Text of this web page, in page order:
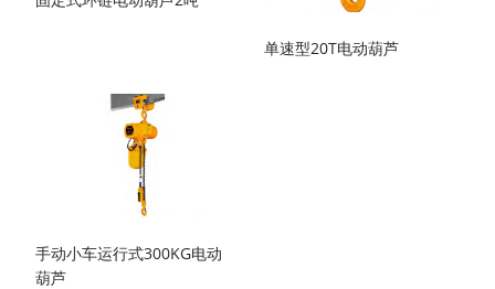
单速型20T电动葫芦
手动小车运行式300KG电动
葫芦